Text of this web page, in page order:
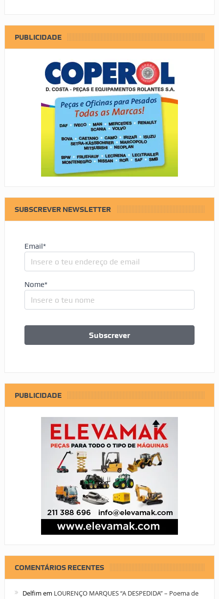
PUBLICIDADE
SUBSCREVER NEWSLETTER
Email*
Nome*
PUBLICIDADE
COMENTÁRIOS RECENTES
Delfim em LOURENÇO MARQUES “A DESPEDIDA” – Poema de